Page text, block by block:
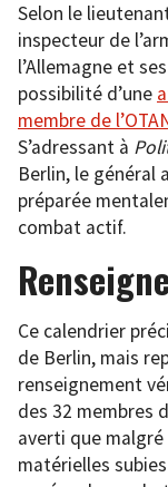
Selon le
inspecteur de
l’Allemagne et
possibilité d’une
membre de
S’adressant à
Berlin, le général
préparée
combat actif.
Ce calendrier
de Berlin, mais
renseignement
des 32 membres
averti que
matérielles